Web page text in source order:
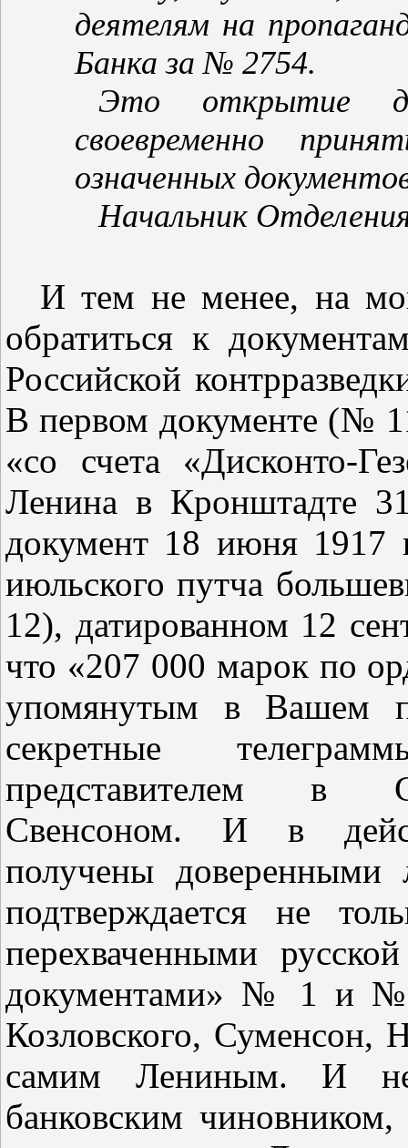
деятелям на
Банка за № 2754.
Это открытие
своевременно
означенных
Начальник
И тем не менее, на
обратиться к
Российской
В первом документе (№
«со счета
Ленина в Кронштадте
документ 18 июня 1917
июльского путча
12), датированном 12
что «207 000 марок по
упомянутым в Вашем
секретные
представителем в
Свенсоном. И в
получены
подтверждается не
перехваченными
документами» № 1 и №
Козловского, Суменсон,
самим Лениным. И
банковским